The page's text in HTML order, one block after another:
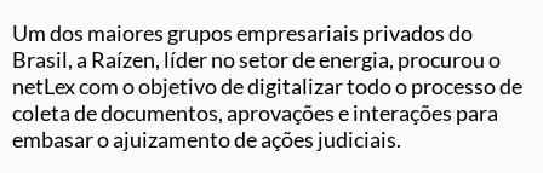
Um dos maiores grupos empresariais privados do
Brasil, a Raízen, líder no setor de energia, procurou o
netLex com o objetivo de digitalizar todo o processo de
coleta de documentos, aprovações e interações para
embasar o ajuizamento de ações judiciais.